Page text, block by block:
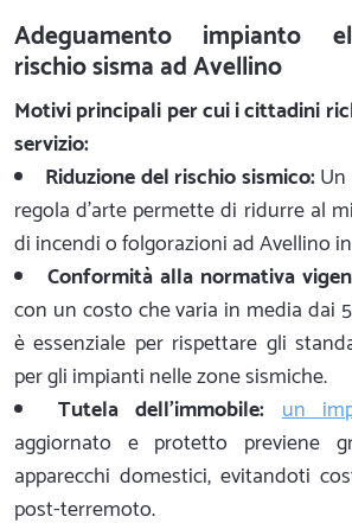
Adeguamento impianto
rischio sisma ad Avellino
Motivi principali per cui i cittadini
servizio:
Riduzione del rischio sismico:Un
regola d'arte permette di ridurre al
di incendi o folgorazioni ad Avellino
Conformità alla normativa
con un costo che varia in media dai
è essenziale per rispettare gli
per gli impianti nelle zone sismiche.
Tutela dell'immobile: un
aggiornato e protetto previene
apparecchi domestici, evitandoti
post-terremoto.